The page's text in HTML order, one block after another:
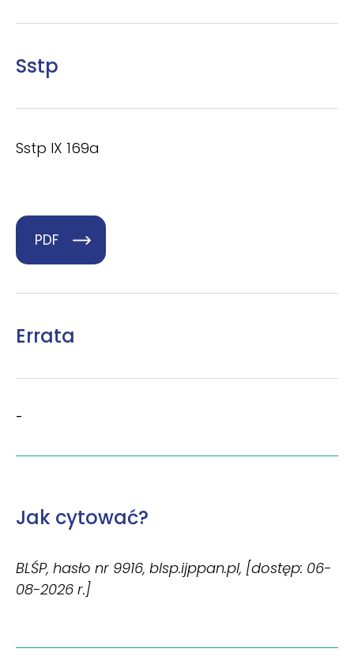
Sstp
Sstp IX 169a
PDF
Errata
-
Jak cytować?
BLŚP, hasło nr 9916, blsp.ijppan.pl, [dostęp: 06-
08-2026 r.]